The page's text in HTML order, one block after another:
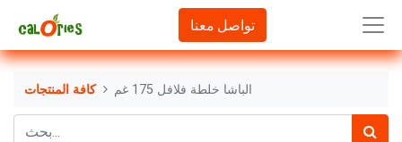
تواصل معنا
كافة المنتجات الباشا خلطة فلافل 175 غم